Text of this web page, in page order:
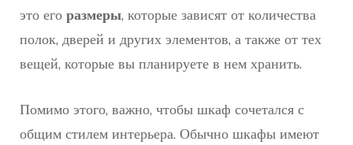
это его размеры, которые зависят от количества
полок, дверей и других элементов, а также от тех
вещей, которые вы планируете в нем хранить.
Помимо этого, важно, чтобы шкаф сочетался с
общим стилем интерьера. Обычно шкафы имеют